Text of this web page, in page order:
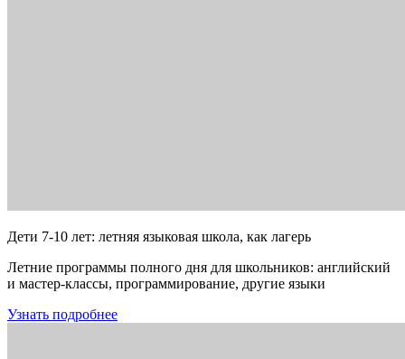
Дети 7-10 лет: летняя языковая школа, как лагерь
Летние программы полного дня для школьников: английский
и мастер-классы, программирование, другие языки
Узнать подробнее